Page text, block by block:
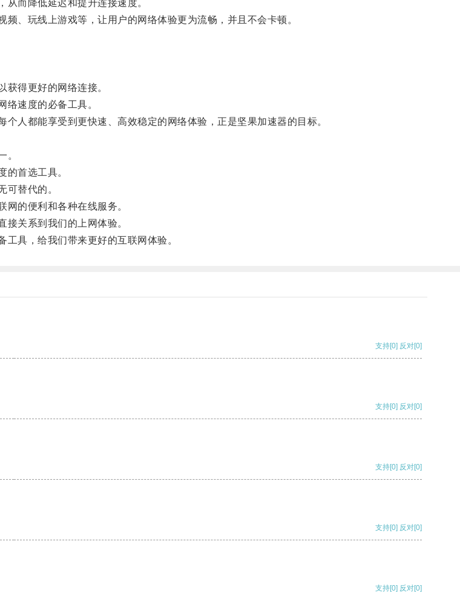
而降低延迟和提升连接速度。
玩线上游戏等，让用户的网络体验更为流畅，并且不会卡顿。
得更好的网络连接。
速度的必备工具。
都能享受到更快速、高效稳定的网络体验，正是坚果加速器的目标。
。
首选工具。
替代的。
的便利和各种在线服务。
关系到我们的上网体验。
具，给我们带来更好的互联网体验。
支持[0] 反对[0]
支持[0] 反对[0]
支持[0] 反对[0]
支持[0] 反对[0]
支持[0] 反对[0]